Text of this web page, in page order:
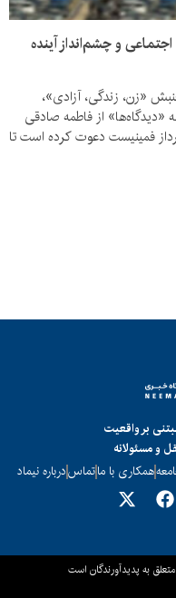
و چشم‌انداز آینده
«زن، زندگی، آزادی»،
«دیدگاه‌ها» از فاطمه صادقی
فمینیست دعوت کرده است تا
بر واقعیت
و مسئولانه
همکاری با ماتماسدرباره نیماد
به پدیدآورندگان است